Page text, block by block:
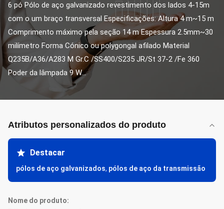
6 pó Pólo de aço galvanizado revestimento dos lados 4-15m
com o um braço transversal Especificações: Altura 4 m~15 m
Comprimento máximo pela seção 14 m Espessura 2.5mm~30
milímetro Forma Cónico ou polygongal afilado Material
Q235B/A36/A283 M Gr.C /SS400/S235 JR/St 37-2 /Fe 360
Poder da lâmpada 9 W...
Atributos personalizados do produto
Destacar
pólos de aço galvanizados, pólos de aço da transmissão
Nome do produto: